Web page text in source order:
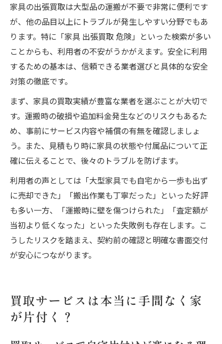
家具の出張買取は大型品の運搬が不要で非常に便利です
が、他の品目以上にトラブルが発生しやすい分野でもあ
ります。特に「家具 出張買取 危険」といった検索が多い
ことからも、利用者の不安がうかがえます。安全に利用
するための基本は、信頼できる業者選びと具体的な安全
対策の徹底です。
まず、家具の買取実績が豊富な業者を選ぶことが大切で
す。運搬時の破損や追加料金発生などのリスクもあるた
め、事前にサービス内容や補償の有無を確認しましょ
う。また、見積もり時に家具の状態や付属品について正
確に伝えることで、後々のトラブルを防げます。
利用者の声としては「大型家具でも自宅から一歩も出ず
に売却できた」「搬出作業も丁寧だった」といった好評
も多い一方、「運搬時に壁を傷つけられた」「査定額が
当初より低くなった」といった失敗例も存在します。こ
うしたリスクを踏まえ、契約前の確認と明確な書面交付
が安心につながります。
買取サービスは本当に手間なく家
が片付く？